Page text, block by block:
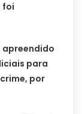
foi
apreendido
para
por